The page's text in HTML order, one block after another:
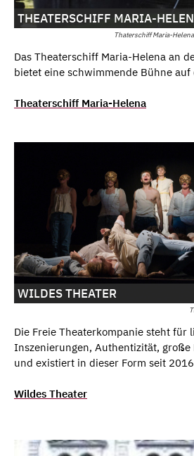
Thaterschiff Maria-
THEATERSCHIFF MARIA-
Das Theaterschiff Maria-Helena an
bietet eine schwimmende Bühne auf
Theaterschiff Maria-Helena
WILDES THEATER
Die Freie Theaterkompanie steht für
Inszenierungen, Authentizität, große
und existiert in dieser Form seit
Wildes Theater